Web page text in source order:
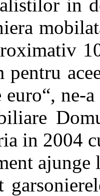
in
pentru
ne-
in 2004